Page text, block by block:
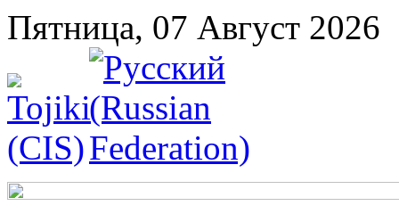
Пятница, 07 Август 2026